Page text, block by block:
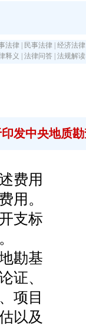
法律 民事法律 经济法律
释义 法律问答 法规解读
发中央地质
费用
用。
支标
勘基
证、
项目
以及